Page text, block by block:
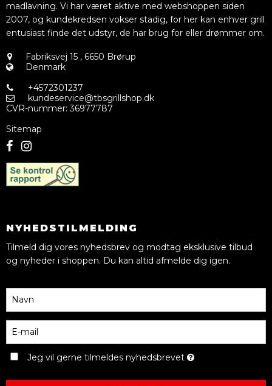
madlavning. Vi har været aktive med webshoppen siden
2007, og kundekredsen vokser stadig, for her kan enhver grill
entusiast finde det udstyr, de har brug for eller drømmer om.
Fabriksvej 15 , 6650 Brørup
Denmark
+4572301237
kundeservice@tbsgrillshop.dk
CVR-nummer: 36977787
Sitemap
NYHEDSTILMELDING
Tilmeld dig vores nyhedsbrev og modtag eksklusive tilbud
og nyheder i shoppen. Du kan altid afmelde dig igen.
Jeg vil gerne tilmeldes nyhedsbrevet